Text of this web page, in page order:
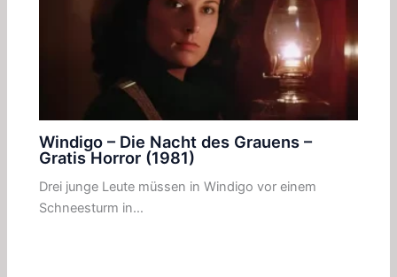
Windigo – Die Nacht des Grauens –
Gratis Horror (1981)
Drei junge Leute müssen in Windigo vor einem
Schneesturm in…